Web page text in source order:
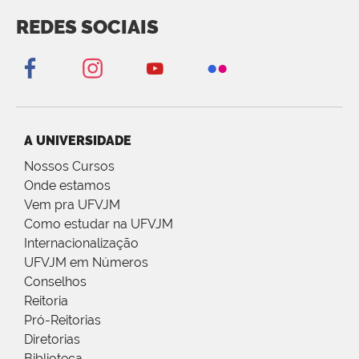
REDES SOCIAIS
A UNIVERSIDADE
Nossos Cursos
Onde estamos
Vem pra UFVJM
Como estudar na UFVJM
Internacionalização
UFVJM em Números
Conselhos
Reitoria
Pró-Reitorias
Diretorias